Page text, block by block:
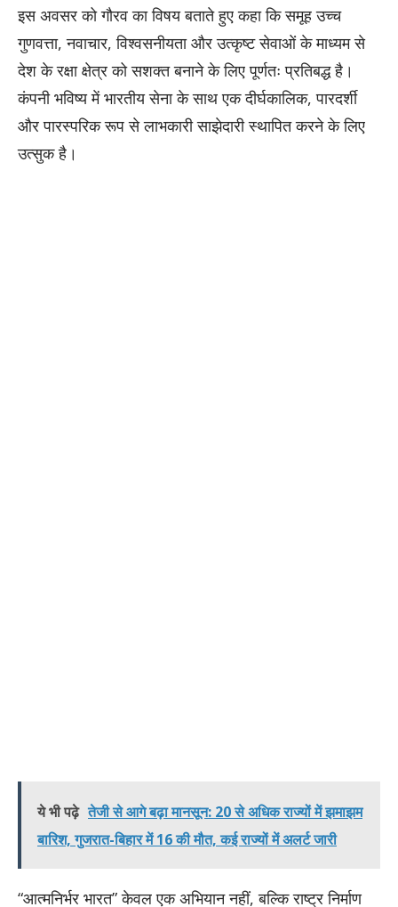
इस अवसर को गौरव का विषय बताते हुए कहा कि समूह उच्च
गुणवत्ता, नवाचार, विश्वसनीयता और उत्कृष्ट सेवाओं के माध्यम से
देश के रक्षा क्षेत्र को सशक्त बनाने के लिए पूर्णतः प्रतिबद्ध है।
कंपनी भविष्य में भारतीय सेना के साथ एक दीर्घकालिक, पारदर्शी
और पारस्परिक रूप से लाभकारी साझेदारी स्थापित करने के लिए
उत्सुक है।
ये भी पढ़े तेजी से आगे बढ़ा मानसून: 20 से अधिक राज्यों में झमाझम
बारिश, गुजरात-बिहार में 16 की मौत, कई राज्यों में अलर्ट जारी
“आत्मनिर्भर भारत” केवल एक अभियान नहीं, बल्कि राष्ट्र निर्माण